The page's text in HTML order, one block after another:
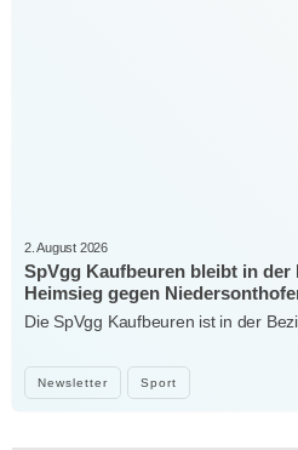
Newsletter Sport
2. August 2026
SpVgg Kaufbeuren bleibt in der
Heimsieg gegen
Die SpVgg Kaufbeuren ist in der